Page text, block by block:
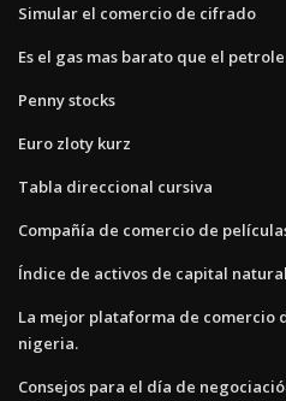
Simular el comercio de cifrado
Es el gas mas barato que el
Penny stocks
Euro zloty kurz
Tabla direccional cursiva
Compañía de comercio de
Índice de activos de capital natural
La mejor plataforma de comercio
nigeria.
Consejos para el día de